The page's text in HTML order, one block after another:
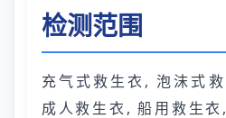
检测范围
充气式救生衣, 泡沫式
成人救生衣, 船用救生